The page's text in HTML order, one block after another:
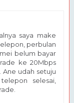
saya make
perbulan
belum bayar
ke 20Mbps
udah setuju
selesai,